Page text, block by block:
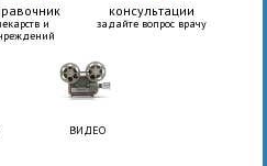
и
консультации
задайте вопрос врачу
ВИДЕО